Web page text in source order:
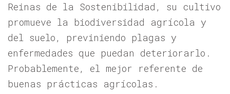
Reinas de la Sostenibilidad, su cultivo
promueve la biodiversidad agrícola y
del suelo, previniendo plagas y
enfermedades que puedan deteriorarlo.
Probablemente, el mejor referente de
buenas prácticas agrícolas.